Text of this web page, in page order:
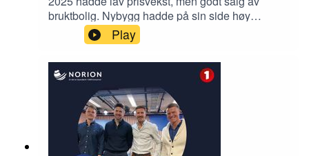
bruktbolig. Nybygg hadde på sin side høy
prisvekst, men moderat salg. Hvordan blir 2026?
Nermin Lizde, Leder Nybygg EiendomsMegler 1
diskuterer markedet og muligheter med
boligmegler Markus Tangvik og podcastvert Jan
Håvard Valstad.
Play